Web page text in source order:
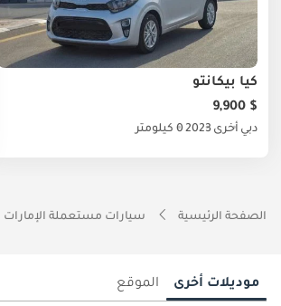
كيا بيكانتو
$ 9,900
دبي أخرى 20230 كيلومتر
الصفحة الرئيسية سيارات مستعملة الإمارات
موديلات أخرى الموقع